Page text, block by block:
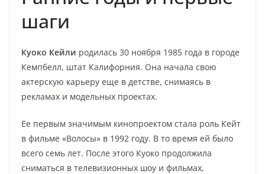
шаги
Куоко Кейли родилась 30 ноября 1985 года в городе
Кемпбелл, штат Калифорния. Она начала свою
актерскую карьеру еще в детстве, снимаясь в
рекламах и модельных проектах.
Ее первым значимым кинопроектом стала роль Кейт
в фильме «Волосы» в 1992 году. В то время ей было
всего семь лет. После этого Куоко продолжила
сниматься в телевизионных шоу и фильмах,